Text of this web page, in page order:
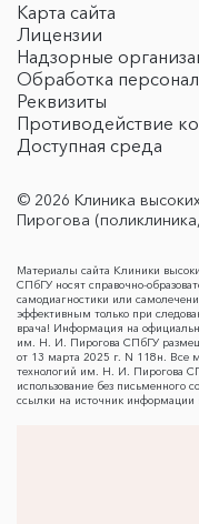
Карта сайта
Лицензии
Надзорные
Обработка
Реквизиты
Противодействие
Доступная среда
© 2026 Клиника
Пирогова
Материалы сайта Клиники
СПбГУ носят справочно-
самодиагностики или
эффективным только при
врача! Информация на
им. Н. И. Пирогова СПбГУ
от 13 марта 2025 г. N 118н. Все
технологий им. Н. И. Пирогова
использование без письменного
ссылки на источник информации